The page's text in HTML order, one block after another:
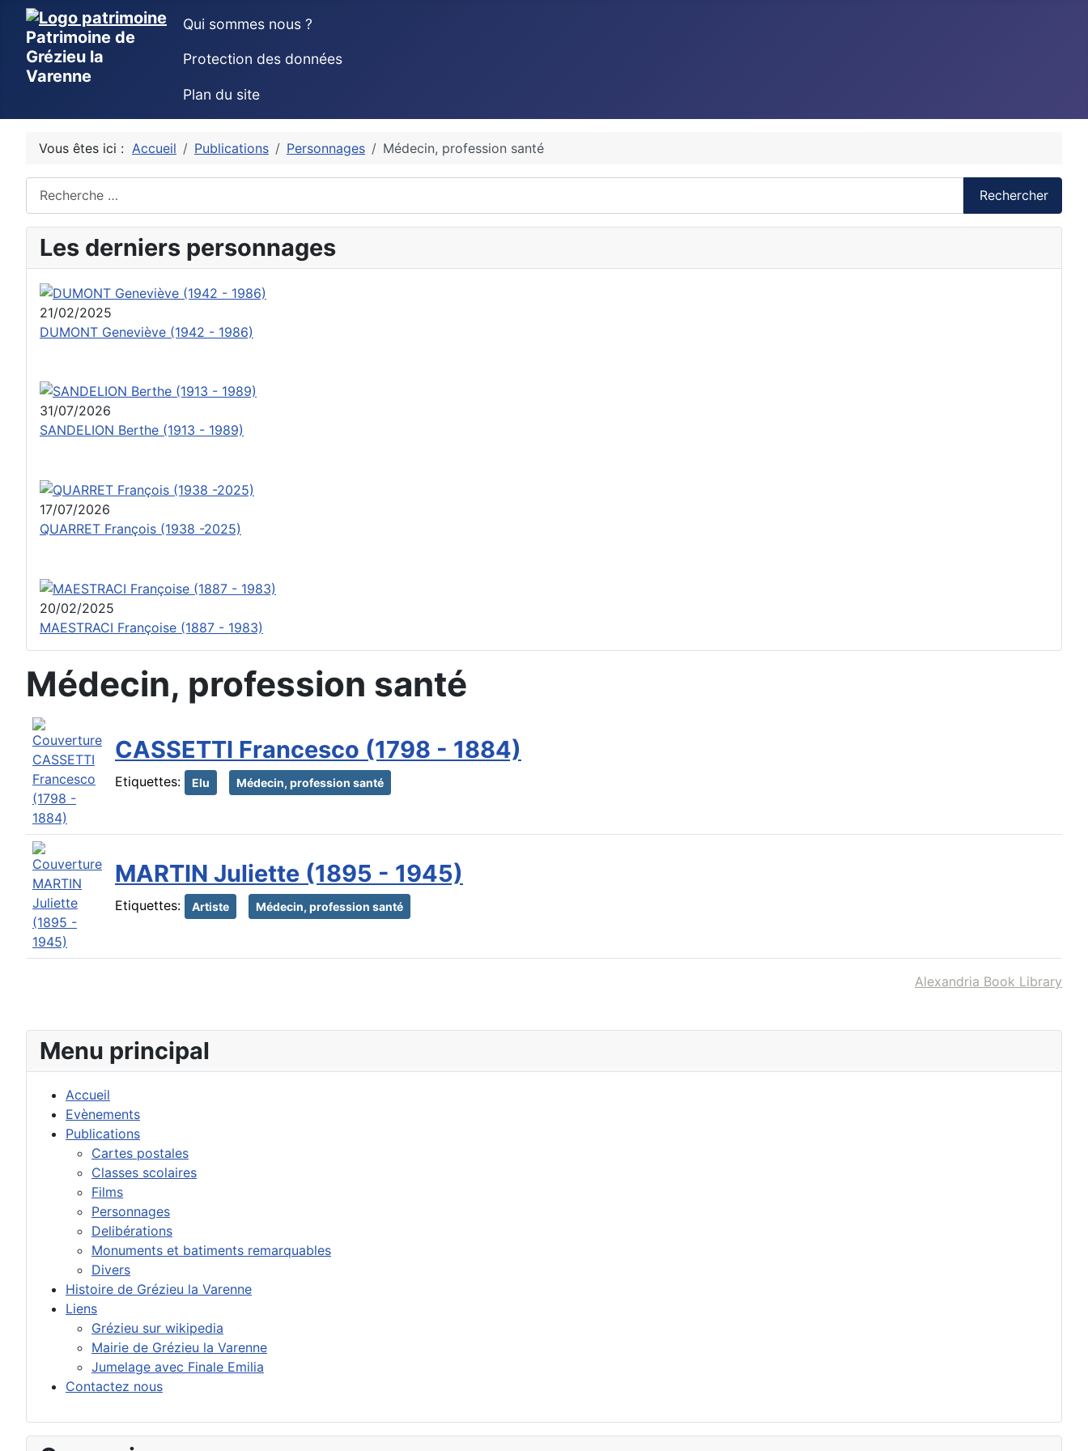
Patrimoine de
Grézieu la
Varenne
Qui sommes nous ?
Protection des données
Plan du site
Menu principal
Accueil
Evènements
Publications
Cartes postales
Classes scolaires
Films
Personnages
Delibérations
Monuments et batiments remarquables
Divers
Histoire de Grézieu la Varenne
Liens
Grézieu sur wikipedia
Mairie de Grézieu la Varenne
Jumelage avec Finale Emilia
Contactez nous
Vous êtes ici : Accueil Publications Personnages Médecin, profession santé
Rechercher
Les derniers personnages
21/02/2025
DUMONT Geneviève (1942 - 1986)
31/07/2026
SANDELION Berthe (1913 - 1989)
17/07/2026
QUARRET François (1938 -2025)
20/02/2025
MAESTRACI Françoise (1887 - 1983)
Médecin, profession santé
CASSETTI Francesco (1798 - 1884)
Etiquettes: Elu Médecin, profession santé
MARTIN Juliette (1895 - 1945)
Etiquettes: Artiste Médecin, profession santé
Alexandria Book Library